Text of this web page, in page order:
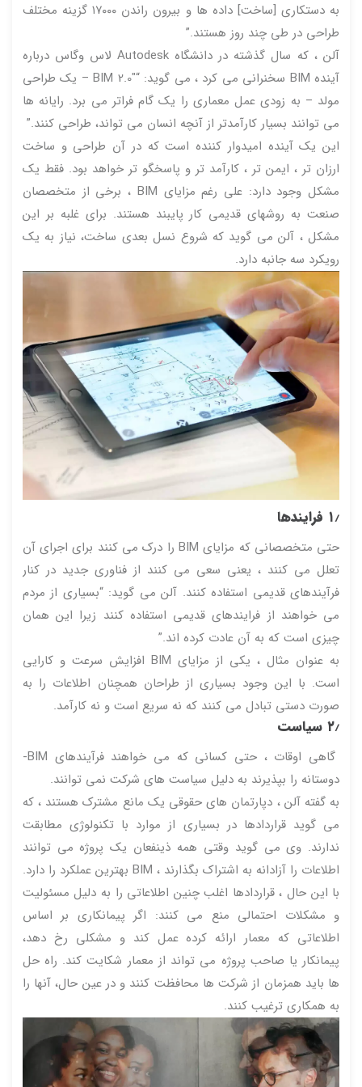
به دستکاری [ساخت] داده ها و بیرون راندن ۱۷۰۰۰ گزینه مختلف
طراحی در طی چند روز هستند.”
آلن ، که سال گذشته در دانشگاه Autodesk لاس وگاس درباره
آینده BIM سخنرانی می کرد ، می گوید: “BIM 2.0″ – یک طراحی
مولد – به زودی عمل معماری را یک گام فراتر می برد. رایانه ها
می توانند بسیار کارآمدتر از آنچه انسان می تواند، طراحی کنند.”
این یک آینده امیدوار کننده است که در آن طراحی و ساخت
ارزان تر ، ایمن تر ، کارآمد تر و پاسخگو تر خواهد بود. فقط یک
مشکل وجود دارد: علی رغم مزایای BIM ، برخی از متخصصان
صنعت به روشهای قدیمی کار پایبند هستند. برای غلبه بر این
مشکل ، آلن می گوید که شروع نسل بعدی ساخت، نیاز به یک
رویکرد سه جانبه دارد.
۱٫ فرایندها
حتی متخصصانی که مزایای BIM را درک می کنند برای اجرای آن
تعلل می کنند ، یعنی سعی می کنند از فناوری جدید در کنار
فرآیندهای قدیمی استفاده کنند. آلن می گوید: “بسیاری از مردم
می خواهند از فرایندهای قدیمی استفاده کنند زیرا این همان
چیزی است که به آن عادت کرده اند.”
به عنوان مثال ، یکی از مزایای BIM افزایش سرعت و کارایی
است. با این وجود بسیاری از طراحان همچنان اطلاعات را به
صورت دستی تبادل می کنند که نه سریع است و نه کارآمد.
۲٫ سیاست
گاهی اوقات ، حتی کسانی که می خواهند فرآیندهای BIM-
دوستانه را بپذیرند به دلیل سیاست های شرکت نمی توانند.
به گفته آلن ، دپارتمان های حقوقی یک مانع مشترک هستند ، که
می گوید قراردادها در بسیاری از موارد با تکنولوژی مطابقت
ندارند. وی می گوید وقتی همه ذینفعان یک پروژه می توانند
اطلاعات را آزادانه به اشتراک بگذارند ، BIM بهترین عملکرد را دارد.
با این حال ، قراردادها اغلب چنین اطلاعاتی را به دلیل مسئولیت
و مشکلات احتمالی منع می کنند: اگر پیمانکاری بر اساس
اطلاعاتی که معمار ارائه کرده عمل کند و مشکلی رخ دهد،
پیمانکار یا صاحب پروژه می تواند از معمار شکایت کند. راه حل
ها باید همزمان از شرکت ها محافظت کنند و در عین حال، آنها را
به همکاری ترغیب کنند.